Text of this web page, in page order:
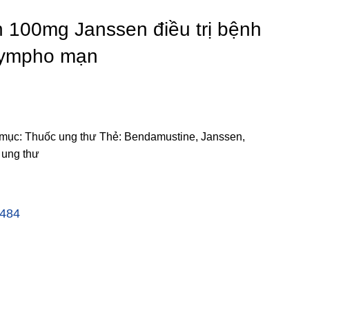
100mg Janssen điều trị bệnh
mạn
Thuốc ung thư Thẻ: Bendamustine, Janssen,
thư